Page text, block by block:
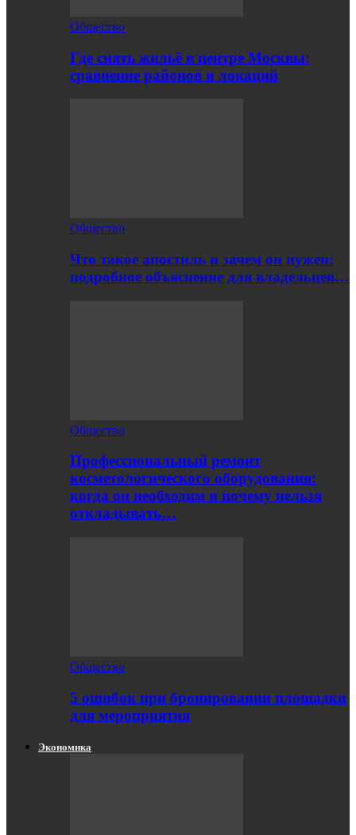
Общество
Где снять жильё в центре Москвы:
сравнение районов и локаций
Общество
Что такое апостиль и зачем он нужен:
подробное объяснение для владельцев…
Общество
Профессиональный ремонт
косметологического оборудования:
когда он необходим и почему нельзя
откладывать…
Общество
5 ошибок при бронировании площадки
для мероприятия
Экономика